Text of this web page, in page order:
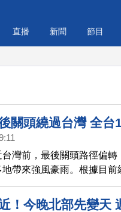
直播 新聞 節目
關頭繞過台灣 全
灣前，最後關頭路徑偏
帶來強風豪雨。根據目
彙整各縣市政府資料，
！今晚北部先變天